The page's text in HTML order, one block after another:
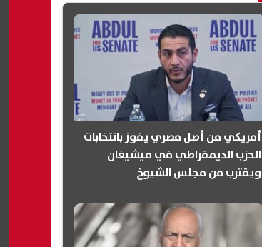
أمريكي من أصل مصري يفوز بانتخابات
الحزب الديمقراطي في ميشيغان
ويقترب من مجلس الشيوخ